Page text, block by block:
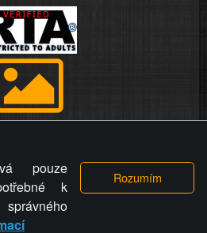
které se toto opatření provozovatele
umístila fotografii nebo video na
odstranění fotografie, videa nebo
okolnost uplatnit vůči
nárok na náhradu škody nebo
újmy.
pouze
k